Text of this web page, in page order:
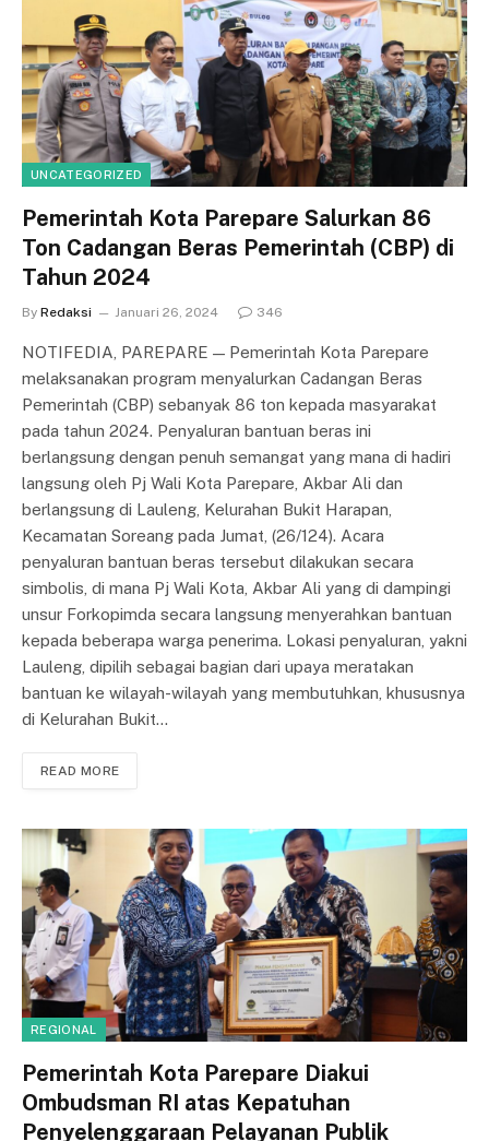
UNCATEGORIZED
Pemerintah Kota Parepare Salurkan 86
Ton Cadangan Beras Pemerintah (CBP) di
Tahun 2024
By Redaksi Januari 26, 2024 346
NOTIFEDIA, PAREPARE — Pemerintah Kota Parepare
melaksanakan program menyalurkan Cadangan Beras
Pemerintah (CBP) sebanyak 86 ton kepada masyarakat
pada tahun 2024. Penyaluran bantuan beras ini
berlangsung dengan penuh semangat yang mana di hadiri
langsung oleh Pj Wali Kota Parepare, Akbar Ali dan
berlangsung di Lauleng, Kelurahan Bukit Harapan,
Kecamatan Soreang pada Jumat, (26/124). Acara
penyaluran bantuan beras tersebut dilakukan secara
simbolis, di mana Pj Wali Kota, Akbar Ali yang di dampingi
unsur Forkopimda secara langsung menyerahkan bantuan
kepada beberapa warga penerima. Lokasi penyaluran, yakni
Lauleng, dipilih sebagai bagian dari upaya meratakan
bantuan ke wilayah-wilayah yang membutuhkan, khususnya
di Kelurahan Bukit…
READ MORE
REGIONAL
Pemerintah Kota Parepare Diakui
Ombudsman RI atas Kepatuhan
Penyelenggaraan Pelayanan Publik